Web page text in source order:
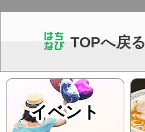
TOPへ戻る
イベント